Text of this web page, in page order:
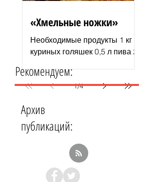
«Хмельные ножки»
Необходимые продукты 1 кг
куриных голяшек 0,5 л пива 2–
курицы соль и перец по вкусу
1 пачка изюма (200 г )...
1/4
Рекомендуем:
Архив
публикаций: